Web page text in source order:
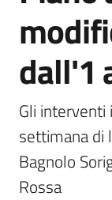
Menu
Servizi
Vivere
Donato
Milanese
dall'1
Gli
settimana di
Bagnolo
Rossa